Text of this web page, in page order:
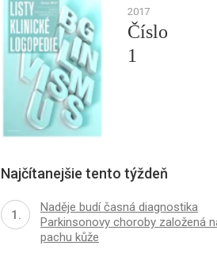
2017
Číslo
1
Najčítanejšie tento týždeň
Naděje budí časná diagnostika
Parkinsonovy choroby založená
pachu kůže